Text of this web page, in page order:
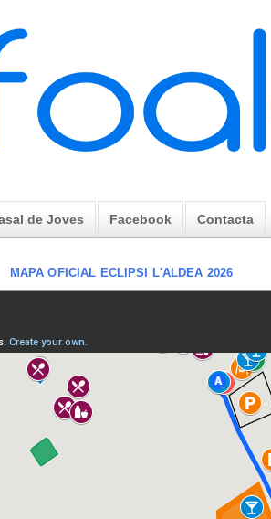
de Joves Facebook Contacta
MAPA OFICIAL ECLIPSI L'ALDEA 2026